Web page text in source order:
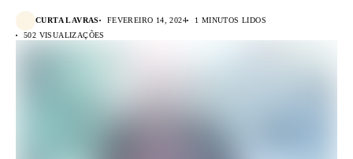
CURTA LAVRAS FEVEREIRO 14, 2024
1 MINUTOS LIDOS
502 VISUALIZAÇÕES